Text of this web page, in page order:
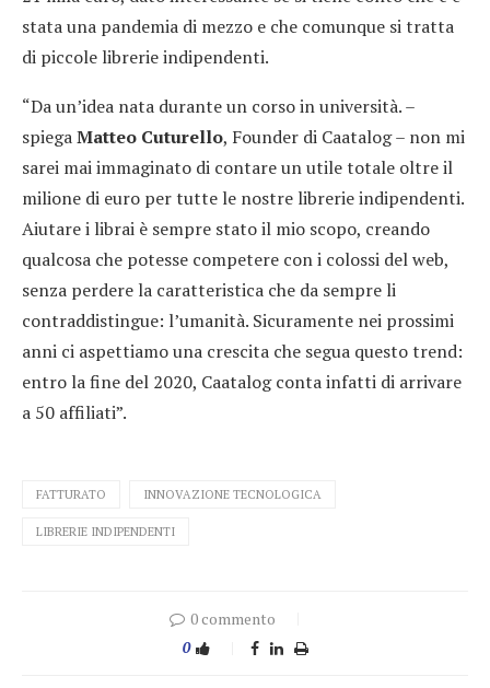
stata una pandemia di mezzo e che comunque si tratta
di piccole librerie indipendenti.
“Da un’idea nata durante un corso in università. –
spiegaMatteo Cuturello, Founder di Caatalog – non mi
sarei mai immaginato di contare un utile totale oltre il
milione di euro per tutte le nostre librerie indipendenti.
Aiutare i librai è sempre stato il mio scopo, creando
qualcosa che potesse competere con i colossi del web,
senza perdere la caratteristica che da sempre li
contraddistingue: l’umanità. Sicuramente nei prossimi
anni ci aspettiamo una crescita che segua questo trend:
entro la fine del 2020, Caatalog conta infatti di arrivare
a 50 affiliati”.
FATTURATO INNOVAZIONE TECNOLOGICA
LIBRERIE INDIPENDENTI
0 commento
0